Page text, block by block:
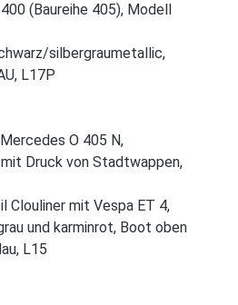
(Baureihe 405), Modell
silbergraumetallic,
L17P
O 405 N,
Druck von Stadtwappen,
Clouliner mit Vespa ET 4,
und karminrot, Boot oben
L15